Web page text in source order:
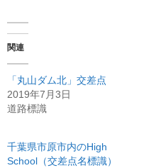
関連
「丸山ダム北」交差点
2019年7月3日
道路標識
千葉県市原市内のHigh
School（交差点名標識）